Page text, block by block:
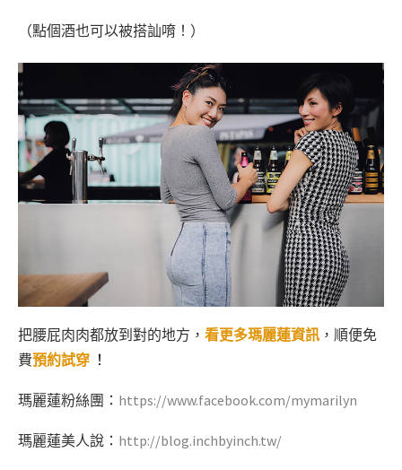
（點個酒也可以被搭訕唷！）
把腰屁肉肉都放到對的地方， 看更多瑪麗蓮資訊 ，順便免
費預約試穿 ！
瑪麗蓮粉絲團： https://www.facebook.com/mymarilyn
瑪麗蓮美人說： http://blog.inchbyinch.tw/